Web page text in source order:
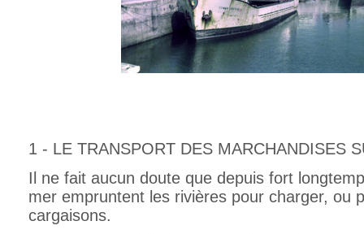
1 - LE TRANSPORT DES MARCHANDISES
Il ne fait aucun doute que depuis fort
mer empruntent les rivières pour charger, ou
cargaisons.